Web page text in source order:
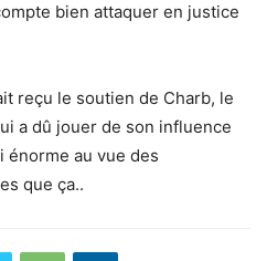
bien attaquer en justice
reçu le soutien de Charb, le
a dû jouer de son influence
énorme au vue des
que ça..